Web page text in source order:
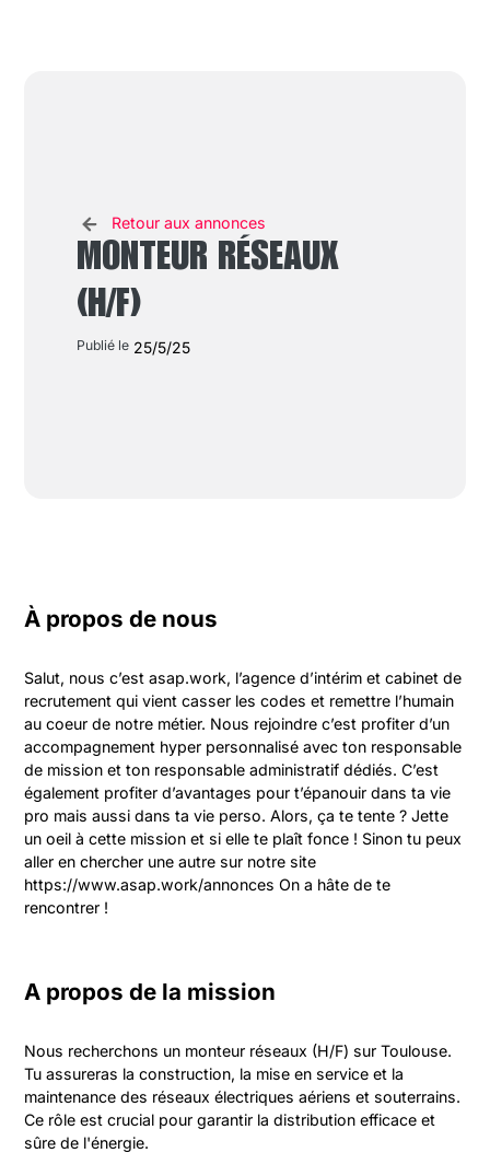
Retour aux annonces
MONTEUR RÉSEAUX
(H/F)
Publié le 25/5/25
À propos de nous
Salut, nous c’est asap.work, l’agence d’intérim et cabinet de
recrutement qui vient casser les codes et remettre l’humain
au coeur de notre métier. Nous rejoindre c’est profiter d’un
accompagnement hyper personnalisé avec ton responsable
de mission et ton responsable administratif dédiés. C’est
également profiter d’avantages pour t’épanouir dans ta vie
pro mais aussi dans ta vie perso. Alors, ça te tente ? Jette
un oeil à cette mission et si elle te plaît fonce ! Sinon tu peux
aller en chercher une autre sur notre site
https://www.asap.work/annonces On a hâte de te
rencontrer !
A propos de la mission
Nous recherchons un monteur réseaux (H/F) sur Toulouse.
Tu assureras la construction, la mise en service et la
maintenance des réseaux électriques aériens et souterrains.
Ce rôle est crucial pour garantir la distribution efficace et
sûre de l'énergie.